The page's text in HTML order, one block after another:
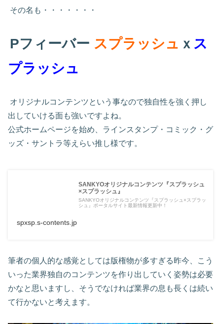
その名も・・・・・・・
Pフィーバー スプラッシュ ｘ ス
プラッシュ
オリジナルコンテンツという事なので独自性を強く押し
出していける面も強いですよね。
公式ホームページを始め、ラインスタンプ・コミック・グ
ッズ・サントラ等えらい推し様です。
SANKYOオリジナルコンテンツ『スプラッシュ
×スプラッシュ』
SANKYOオリジナルコンテンツ『スプラッシュ×スプラッ
シュ』ポータルサイト最新情報更新中！
spxsp.s-contents.jp
筆者の個人的な感覚としては版権物が多すぎる昨今、こう
いった業界独自のコンテンツを作り出していく姿勢は必要
かなと思いますし、そうでなければ業界の息も長くは続い
て行かないと考えます。